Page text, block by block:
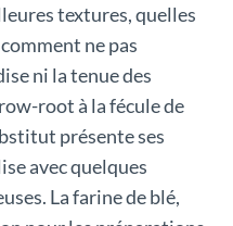
textures, quelles
ne pas
ni la tenue des
root à la fécule de
présente ses
avec quelques
La farine de blé,